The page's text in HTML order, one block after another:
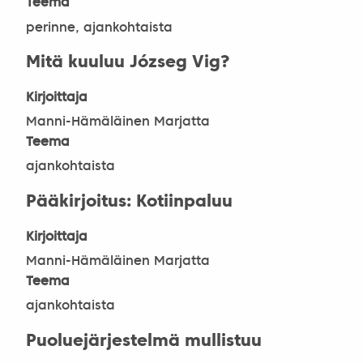
Teema
perinne, ajankohtaista
Mitä kuuluu Józseg Vig?
Kirjoittaja
Manni-Hämäläinen Marjatta
Teema
ajankohtaista
Pääkirjoitus: Kotiinpaluu
Kirjoittaja
Manni-Hämäläinen Marjatta
Teema
ajankohtaista
Puoluejärjestelmä mullistuu